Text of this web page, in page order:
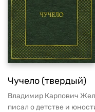
Чучело (твердый)
Владимир Карпович
писал о детстве и